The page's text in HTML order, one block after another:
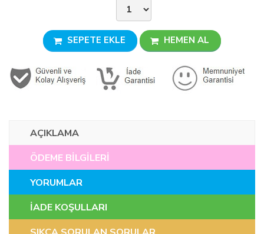
SEPETE EKLE HEMEN AL
AÇIKLAMA
ÖDEME BİLGİLERİ
YORUMLAR
İADE KOŞULLARI